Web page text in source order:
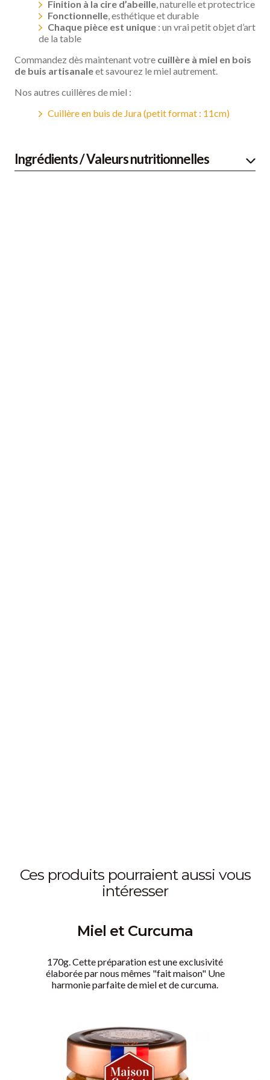
Finition à la cire d’abeille, naturelle et protectrice
Fonctionnelle, esthétique et durable
Chaque pièce est unique : un vrai petit objet d’art
de la table
Commandez dès maintenant votre cuillère à miel en bois
de buis artisanaleet savourez le miel autrement.
Nos autres cuillères de miel :
Cuillère en buis de Jura (petit format : 11cm)
Ingrédients / Valeurs nutritionnelles
ces produits pourraient aussi vous
intéresser
Miel et Curcuma
170g. Cette préparation est une exclusivité
élaborée par nous mêmes "fait maison" Une
harmonie parfaite de miel et de curcuma.